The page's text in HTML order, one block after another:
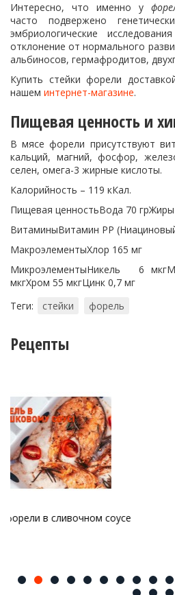
Интересно, что именно у
часто подвержено
эмбриологические
отклонение от нормального
альбиносов, гермафродитов,
Купить стейки форели
нашем интернет-магазине.
Пищевая ценность и
В мясе форели присутствуют
кальций, магний, фосфор,
селен, омега-3 жирные кислоты.
Калорийность – 119 кКал.
Пищевая ценностьВода 70 грЖиры
ВитаминыВитамин PP
МакроэлементыХлор 165 мг
МикроэлементыНикель 6
мкгХром 55 мкгЦинк 0,7 мг
Теги:
стейки форель
Рецепты
Жареный лосось с